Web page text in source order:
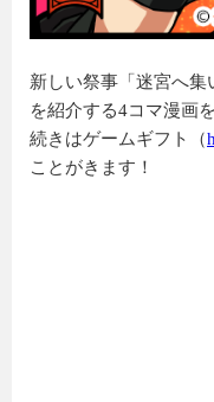
新しい祭事「迷宮へ集
を紹介する4コマ漫画
続きはゲームギフト（
ことがきます！